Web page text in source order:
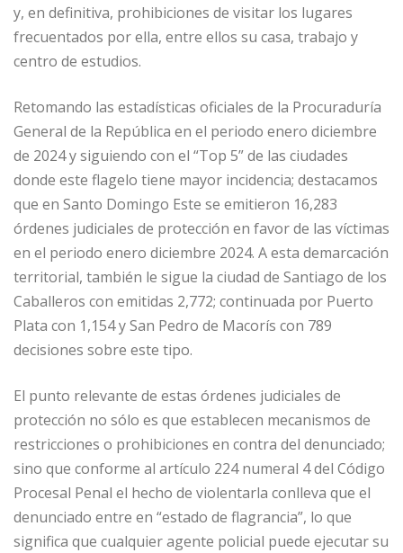
y, en definitiva, prohibiciones de visitar los lugares
frecuentados por ella, entre ellos su casa, trabajo y
centro de estudios.
Retomando las estadísticas oficiales de la Procuraduría
General de la República en el periodo enero diciembre
de 2024 y siguiendo con el “Top 5” de las ciudades
donde este flagelo tiene mayor incidencia; destacamos
que en Santo Domingo Este se emitieron 16,283
órdenes judiciales de protección en favor de las víctimas
en el periodo enero diciembre 2024. A esta demarcación
territorial, también le sigue la ciudad de Santiago de los
Caballeros con emitidas 2,772; continuada por Puerto
Plata con 1,154 y San Pedro de Macorís con 789
decisiones sobre este tipo.
El punto relevante de estas órdenes judiciales de
protección no sólo es que establecen mecanismos de
restricciones o prohibiciones en contra del denunciado;
sino que conforme al artículo 224 numeral 4 del Código
Procesal Penal el hecho de violentarla conlleva que el
denunciado entre en “estado de flagrancia”, lo que
significa que cualquier agente policial puede ejecutar su